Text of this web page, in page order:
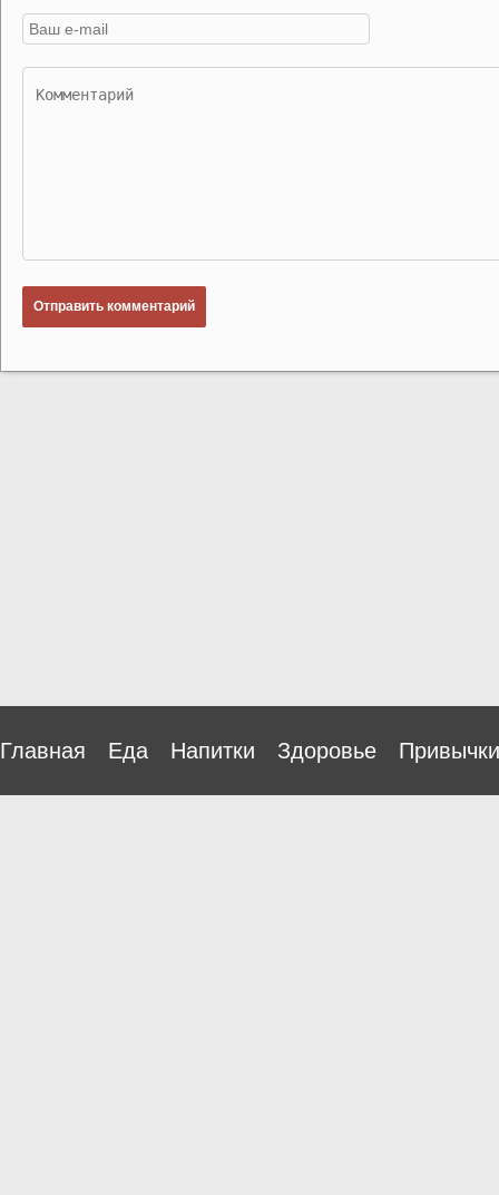
Главная Еда Напитки Здоровье Привычки